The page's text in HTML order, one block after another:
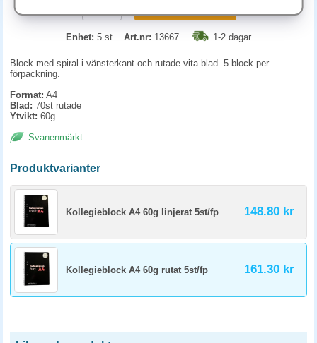
Enhet: 5 st Art.nr: 13667 1-2 dagar
Block med spiral i vänsterkant och rutade vita blad. 5 block per
förpackning.
Format: A4
Blad: 70st rutade
Ytvikt: 60g
Svanenmärkt
Produktvarianter
Kollegieblock A4 60g linjerat 5st/fp 148.80 kr
Kollegieblock A4 60g rutat 5st/fp 161.30 kr